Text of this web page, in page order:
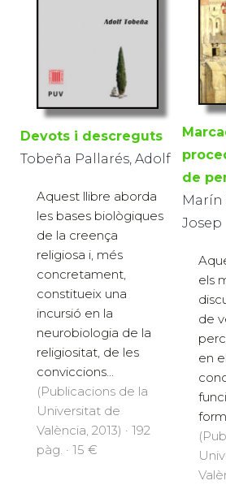
Devots i descreguts
Tobeña Pallarés, Adolf
Aquest llibre aborda
les bases biològiques
de la creença
religiosa i, més
concretament,
constitueix una
incursió en la
neurobiologia de la
religiositat, de les
conviccions...
(Publicacions de la
Universitat de
València, 2013) · 192
pàg. · 15 €
de
Marín
Josep
els
de
en